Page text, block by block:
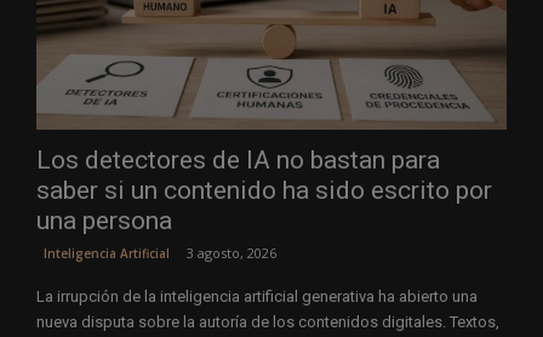
Los detectores de IA no bastan para
saber si un contenido ha sido escrito por
una persona
Inteligencia Artificial 3 agosto, 2026
La irrupción de la inteligencia artificial generativa ha abierto una
nueva disputa sobre la autoría de los contenidos digitales. Textos,